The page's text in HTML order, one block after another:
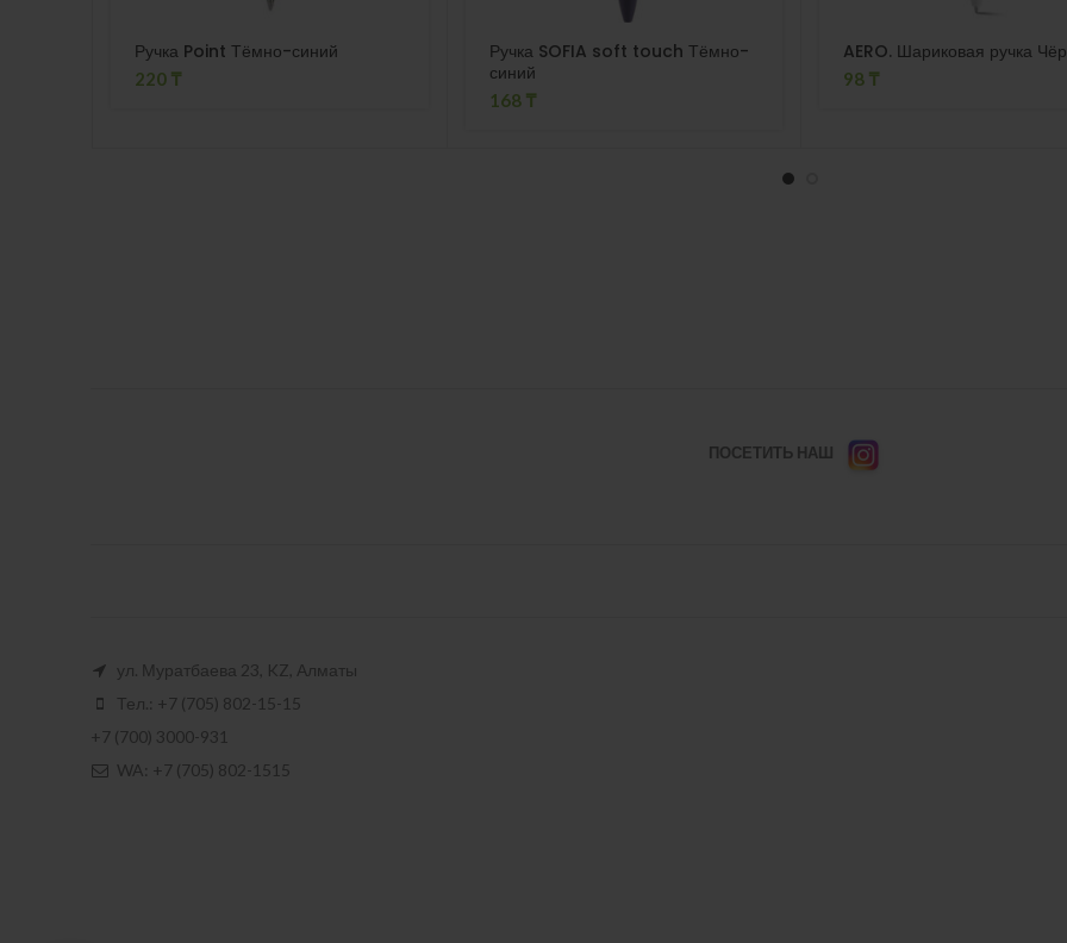
Ручка Point Тёмно-синий
220 ₸
Ручка SOFIA soft touch Тёмно-
синий
168 ₸
AERO. Шариковая ручка
98 ₸
ПОСЕТИТЬ НАШ
ул. Муратбаева 23, KZ, Алматы
Тел.: +7 (705) 802-15-15
+7 (700) 3000-931
WA: +7 (705) 802-1515